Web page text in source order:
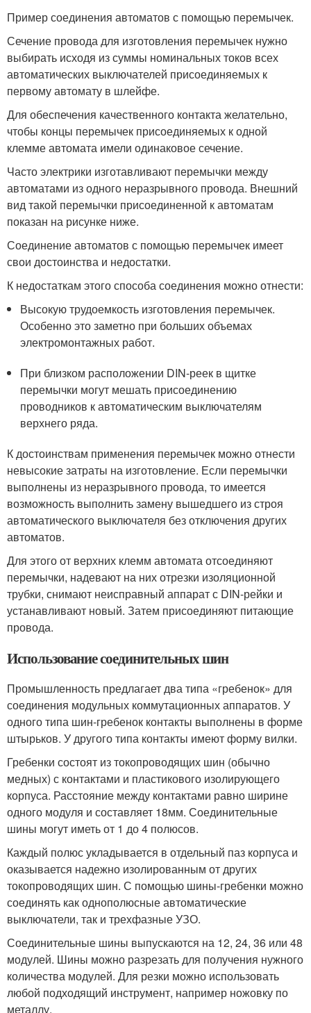
Пример соединения автоматов с помощью перемычек.
Сечение провода для изготовления перемычек нужно
выбирать исходя из суммы номинальных токов всех
автоматических выключателей присоединяемых к
первому автомату в шлейфе.
Для обеспечения качественного контакта желательно,
чтобы концы перемычек присоединяемых к одной
клемме автомата имели одинаковое сечение.
Часто электрики изготавливают перемычки между
автоматами из одного неразрывного провода. Внешний
вид такой перемычки присоединенной к автоматам
показан на рисунке ниже.
Соединение автоматов с помощью перемычек имеет
свои достоинства и недостатки.
К недостаткам этого способа соединения можно отнести:
Высокую трудоемкость изготовления перемычек.
Особенно это заметно при больших объемах
электромонтажных работ.
При близком расположении DIN-реек в щитке
перемычки могут мешать присоединению
проводников к автоматическим выключателям
верхнего ряда.
К достоинствам применения перемычек можно отнести
невысокие затраты на изготовление. Если перемычки
выполнены из неразрывного провода, то имеется
возможность выполнить замену вышедшего из строя
автоматического выключателя без отключения других
автоматов.
Для этого от верхних клемм автомата отсоединяют
перемычки, надевают на них отрезки изоляционной
трубки, снимают неисправный аппарат с DIN-рейки и
устанавливают новый. Затем присоединяют питающие
провода.
Использование соединительных шин
Промышленность предлагает два типа «гребенок» для
соединения модульных коммутационных аппаратов. У
одного типа шин-гребенок контакты выполнены в форме
штырьков. У другого типа контакты имеют форму вилки.
Гребенки состоят из токопроводящих шин (обычно
медных) с контактами и пластикового изолирующего
корпуса. Расстояние между контактами равно ширине
одного модуля и составляет 18мм. Соединительные
шины могут иметь от 1 до 4 полюсов.
Каждый полюс укладывается в отдельный паз корпуса и
оказывается надежно изолированным от других
токопроводящих шин. С помощью шины-гребенки можно
соединять как однополюсные автоматические
выключатели, так и трехфазные УЗО.
Соединительные шины выпускаются на 12, 24, 36 или 48
модулей. Шины можно разрезать для получения нужного
количества модулей. Для резки можно использовать
любой подходящий инструмент, например ножовку по
металлу.